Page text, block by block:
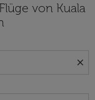
von Kuala
close